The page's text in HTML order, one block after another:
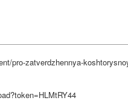
pro-zatverdzhennya-